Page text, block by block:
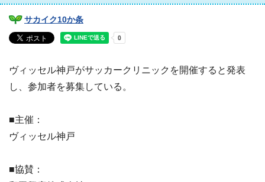
サカイク10か条
ヴィッセル神戸がサッカークリニックを開催すると発表
し、参加者を募集している。
■主催：
ヴィッセル神戸
■協賛：